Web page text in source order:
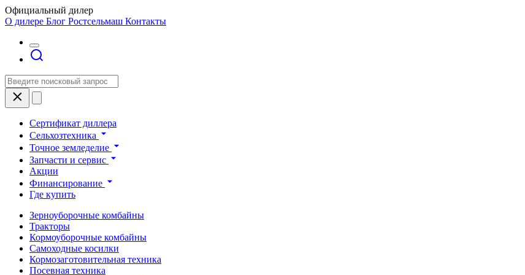
Официальный дилер
О дилере Блог Ростсельмаш Контакты
Сертификат диллера
Сельхозтехника
Точное земледелие
Запчасти и сервис
Акции
Финансирование
Где купить
Зерноуборочные комбайны
Тракторы
Кормоуборочные комбайны
Самоходные косилки
Кормозаготовительная техника
Посевная техника